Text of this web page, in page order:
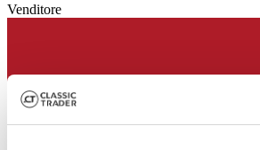
Venditore